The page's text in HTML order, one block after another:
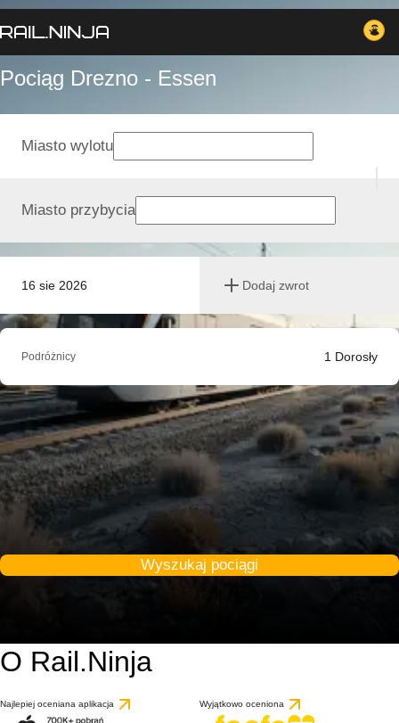
Pociąg Drezno - Essen
16 sie 2026 Dodaj zwrot
Miasto wylotu
Miasto przybycia
Podróżnicy 1 Dorosły
Wyszukaj pociągi
O Rail.Ninja
Najlepiej oceniana aplikacja Wyjątkowo ocenionana podstawie 1